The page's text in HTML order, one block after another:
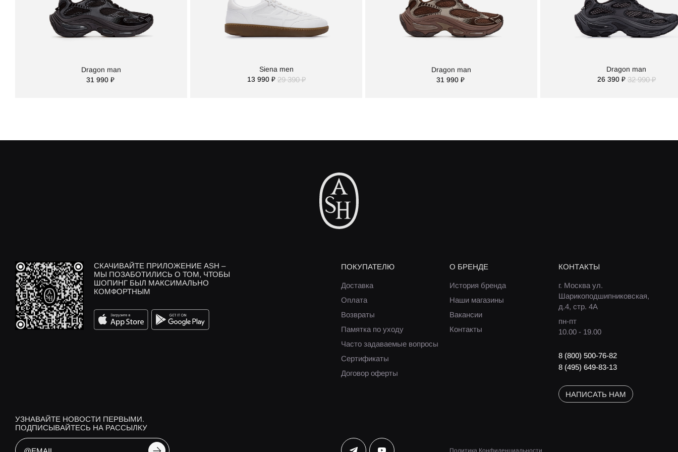
Dragon man
31 990 ₽
Siena men
13 990 ₽ 29 390 ₽
Dragon man
31 990 ₽
Dragon man
26 390 ₽ 32 990 ₽
СКАЧИВАЙТЕ ПРИЛОЖЕНИЕ ASH –
МЫ ПОЗАБОТИЛИСЬ О ТОМ, ЧТОБЫ
ШОПИНГ БЫЛ МАКСИМАЛЬНО
КОМФОРТНЫМ
ПОКУПАТЕЛЮ
Доставка
Оплата
Возвраты
Памятка по уходу
Часто задаваемые вопросы
Сертификаты
Договор оферты
О БРЕНДЕ
История бренда
Наши магазины
Вакансии
Контакты
КОНТАКТЫ
г. Москва ул.
Шарикоподшипниковская,
д.4, стр. 4А
пн-пт
10.00 - 19.00
8 (800) 500-76-82
8 (495) 649-83-13
НАПИСАТЬ НАМ
УЗНАВАЙТЕ НОВОСТИ ПЕРВЫМИ.
ПОДПИСЫВАЙТЕСЬ НА РАССЫЛКУ
Политика Конфиденциальности